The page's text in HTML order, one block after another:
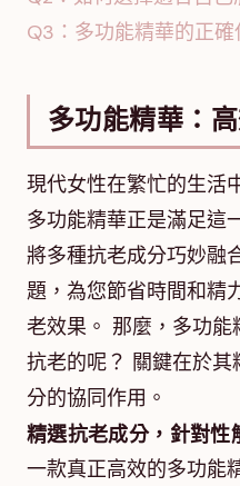
Q3：多功能精華的正確
多功能精華：
現代女性在繁忙的生活
多功能精華正是滿足這
將多種抗老成分巧妙融
題，為您節省時間和精
老效果。 那麼，多功
抗老的呢？ 關鍵在於
分的協同作用。
精選抗老成分，針對性
一款真正高效的多功能